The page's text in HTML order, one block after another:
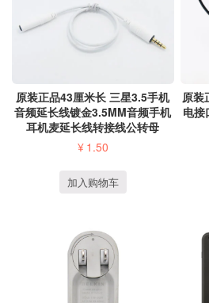
原装正品43厘米长 三星3.5手机
音频延长线镀金3.5MM音频手机
耳机麦延长线转接线公转母
¥ 1.50
加入购物车
原装
电